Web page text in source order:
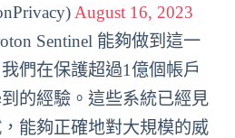
August 16, 2023
Sentinel 能夠做到這一
們在保護超過1億個帳戶
的經驗。這些系統已經見
能夠正確地對大規模的威